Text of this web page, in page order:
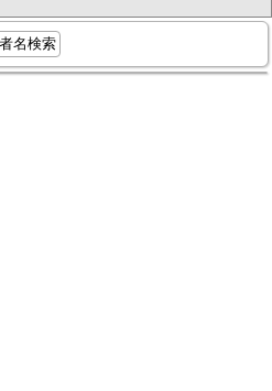
名検索